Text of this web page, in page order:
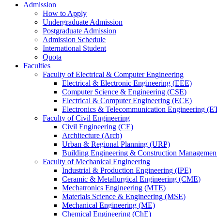
Admission
How to Apply
Undergraduate Admission
Postgraduate Admission
Admission Schedule
International Student
Quota
Faculties
Faculty of Electrical & Computer Engineering
Electrical & Electronic Engineering (EEE)
Computer Science & Engineering (CSE)
Electrical & Computer Engineering (ECE)
Electronics & Telecommunication Engineering
Faculty of Civil Engineering
Civil Engineering (CE)
Architecture (Arch)
Urban & Regional Planning (URP)
Building Engineering & Construction
Faculty of Mechanical Engineering
Industrial & Production Engineering (IPE)
Ceramic & Metallurgical Engineering (CME)
Mechatronics Engineering (MTE)
Materials Science & Engineering (MSE)
Mechanical Engineering (ME)
Chemical Engineering (ChE)